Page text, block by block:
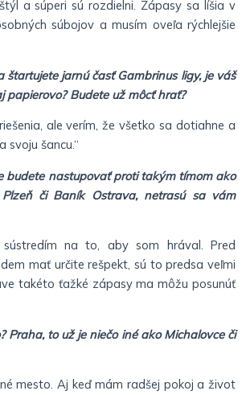
a súperi sú rozdielni. Zápasy sa líšia v
súbojov a musím oveľa rýchlejšie
štartujete jarnú časť Gambrinus ligy, je váš
papierovo? Budete už môcť hrať?
ale verím, že všetko sa dotiahne a
svoju šancu.“
budete nastupovať proti takým tímom ako
či Baník Ostrava, netrasú sa vám
na to, aby som hrával. Pred
mať určite rešpekt, sú to predsa veľmi
takéto ťažké zápasy ma môžu posunúť
Praha, to už je niečo iné ako Michalovce či
mesto. Aj keď mám radšej pokoj a život